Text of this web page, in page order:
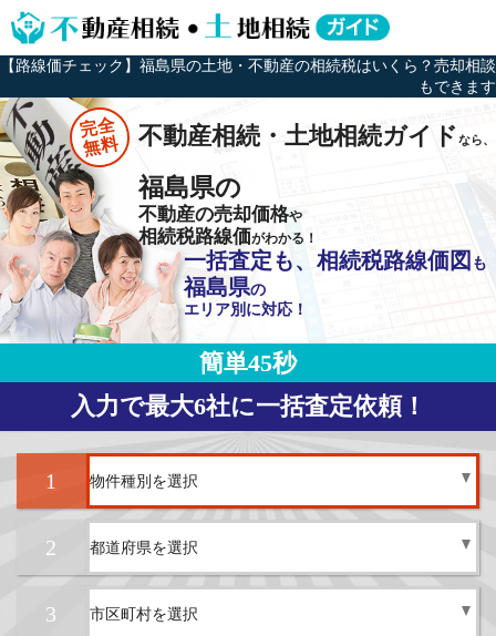
【路線価チェック】福島県の土地・不動産の相続税はいくら？売却相談
もできます
完全
無料 不動産相続・土地相続ガイドなら、
福島県の
不動産の売却価格や
相続税路線価がわかる！
一括査定も、相続税路線価図 も
福島県の
エリア別に対応！
簡単45秒
入力で最大6社に一括査定依頼！
1
2
3